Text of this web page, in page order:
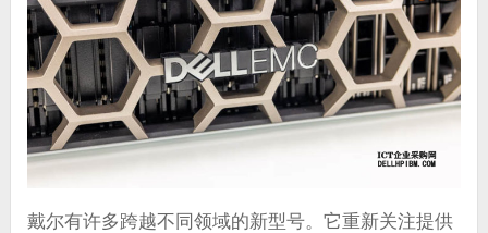
戴尔有许多跨越不同领域的新型号。它重新关注提供